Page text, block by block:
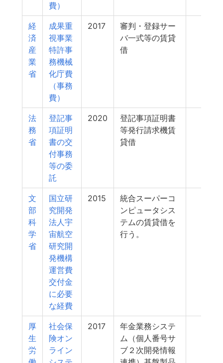
費）
経
済
産
業
省
成果重
視事業
特許事
務機械
化庁費
（事務
費）
2017
審判・登録サー
バ一式等の賃貸
借
法
務
省
登記事
項証明
書の交
付事務
等の委
託
2020
登記事項証明書
等発行請求機賃
貸借
文
部
科
学
省
国立研
究開発
法人宇
宙航空
研究開
発機構
運営費
交付金
に必要
な経費
2015
統合スーパーコ
ンピュータシス
テムの賃貸借を
行う。
厚
生
労
社会保
険オン
ライン
2017
年金業務システ
ム（個人番号サ
ブ２次開発情報